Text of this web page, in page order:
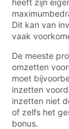
heeft zijn
Dit kan van
vaak
De meeste
omzetten
moet
inzetten
inzetten niet
of zelfs het
bonus.